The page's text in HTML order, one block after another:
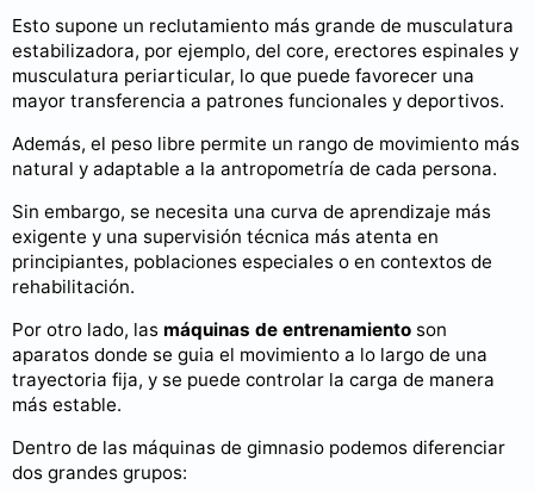
Esto supone un reclutamiento más grande de musculatura
estabilizadora, por ejemplo, del core, erectores espinales y
musculatura periarticular, lo que puede favorecer una
mayor transferencia a patrones funcionales y deportivos.
Además, el peso libre permite un rango de movimiento más
natural y adaptable a la antropometría de cada persona.
Sin embargo, se necesita una curva de aprendizaje más
exigente y una supervisión técnica más atenta en
principiantes, poblaciones especiales o en contextos de
rehabilitación.
Por otro lado, las máquinas de entrenamiento son
aparatos donde se guia el movimiento a lo largo de una
trayectoria fija, y se puede controlar la carga de manera
más estable.
Dentro de las máquinas de gimnasio podemos diferenciar
dos grandes grupos: